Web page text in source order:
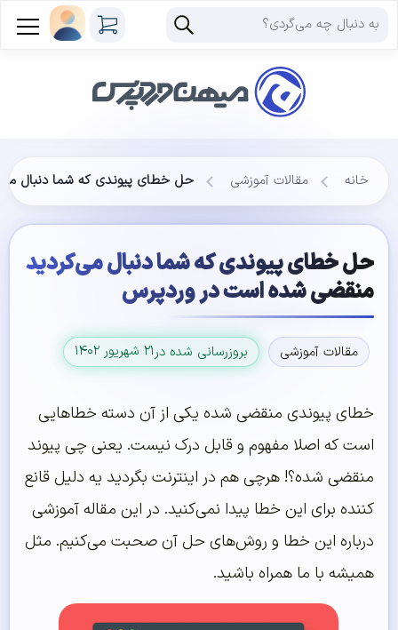
خانه مقالات آموزشی حل خطای پیوندی که شما دنبال
حل خطای پیوندی که شما دنبال می‌کردید
منقضی شده است در وردپرس
مقالات آموزشی بروزرسانی شده در۲۱ شهریور ۱۴۰۲
خطای پیوندی منقضی شده یکی از آن دسته خطاهایی
است که اصلا مفهوم و قابل درک نیست. یعنی چی پیوند
منقضی شده؟! هرچی هم در اینترنت بگردید یه دلیل قانع
کننده برای این خطا پیدا نمی‌کنید. در این مقاله آموزشی
درباره این خطا و روش‌های حل آن صحبت می‌کنیم. مثل
همیشه با ما همراه باشید.